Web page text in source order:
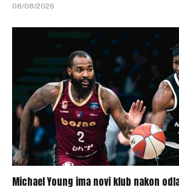
08/08/2026
Michael Young ima novi klub nakon